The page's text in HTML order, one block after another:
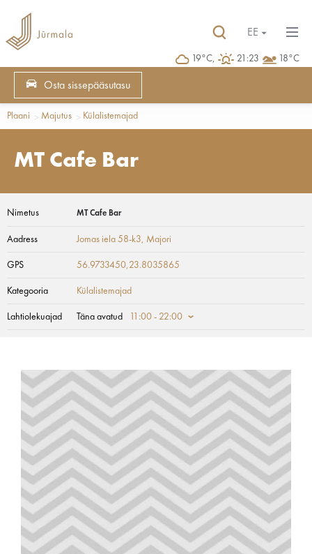
19°C, 21:23 18°C
EE
Osta sissepääsutasu
Plaani Majutus Külalistemajad
MT Cafe Bar
Nimetus MT Cafe Bar
Aadress Jomas iela 58-k3, Majori
GPS 56.9733450,23.8035865
Kategooria Külalistemajad
Lahtiolekuajad Täna avatud 11:00 - 22:00